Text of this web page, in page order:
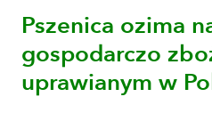
Pszenica ozima
gospodarczo
uprawianym w